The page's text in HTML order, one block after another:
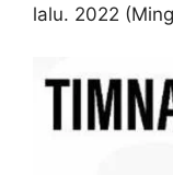
lalu. 2022